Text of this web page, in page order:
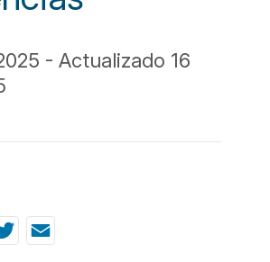
- Actualizado 16
Twitter